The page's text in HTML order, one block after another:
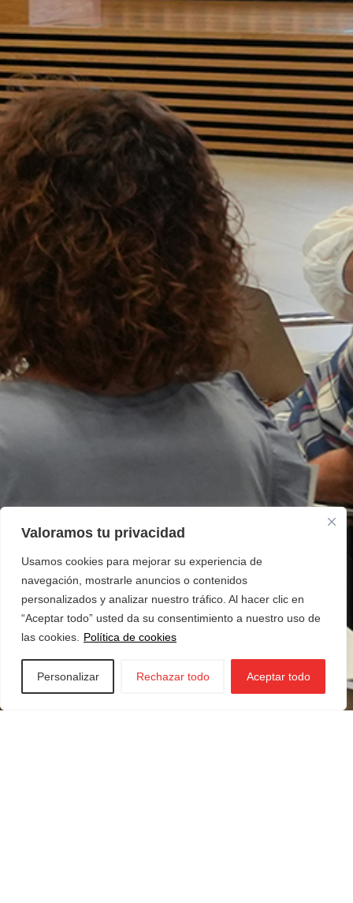
Valoramos tu privacidad
Usamos cookies para mejorar su experiencia de
navegación, mostrarle anuncios o contenidos
personalizados y analizar nuestro tráfico. Al hacer clic en
“Aceptar todo” usted da su consentimiento a nuestro uso de
las cookies.
Política de cookies
Personalizar Rechazar todo Aceptar todo